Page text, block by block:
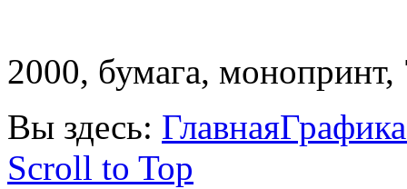
2000, бумага,
Вы здесь: ГлавнаяГрафика
Scroll to Top